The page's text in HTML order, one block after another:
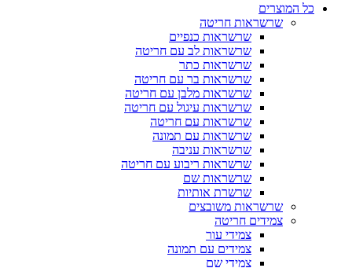
כל המוצרים
שרשראות חריטה
שרשראות כנפיים
שרשראות לב עם חריטה
שרשראות כתר
שרשראות בר עם חריטה
שרשראות מלבן עם חריטה
שרשראות עיגול עם חריטה
שרשראות עם חריטה
שרשראות עם תמונה
שרשראות עניבה
שרשראות ריבוע עם חריטה
שרשראות שם
שרשרת אותיות
שרשראות משובצים
צמידים חריטה
צמידי עור
צמידים עם תמונה
צמידי שם